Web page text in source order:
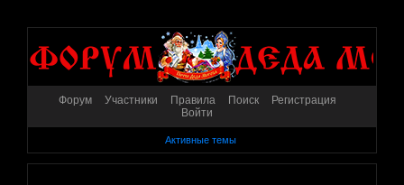
Форум Участники Правила Поиск
Регистрация
Войти
Активные темы